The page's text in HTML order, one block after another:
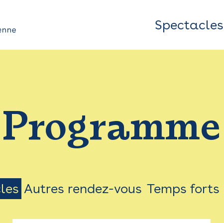
Top
Bar
Menu
Spectacles
Programme
Autres rendez-vous Temps forts